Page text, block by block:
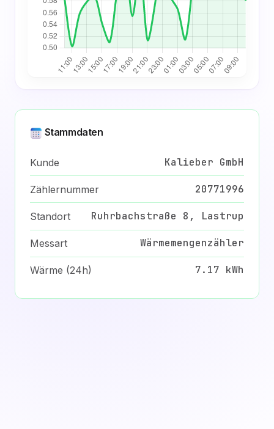
Stammdaten
Kunde Kalieber GmbH
Zählernummer 20771996
Standort Ruhrbachstraße 8, Lastrup
Messart Wärmemengenzähler
Wärme (24h) 7.17 kWh